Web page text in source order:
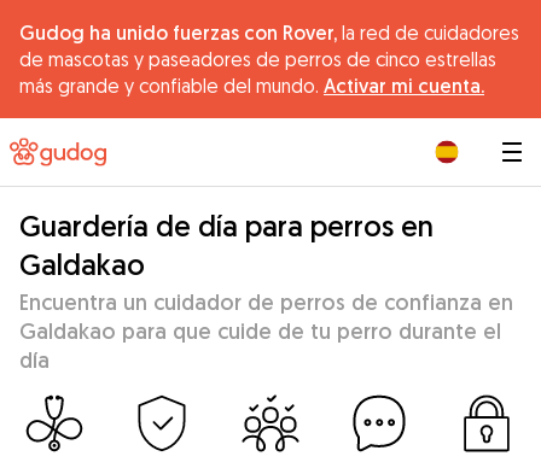
Gudog ha unido fuerzas con Rover, la red de cuidadores
de mascotas y paseadores de perros de cinco estrellas
más grande y confiable del mundo. Activar mi cuenta.
Guardería de día para perros en
Galdakao
Encuentra un cuidador de perros de confianza en
Galdakao para que cuide de tu perro durante el
día